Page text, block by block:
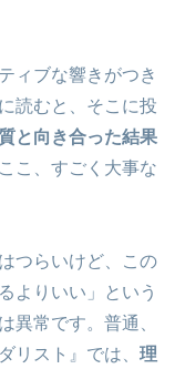
ィブな響きがつき
読むと、そこに投
と向き合った結果
こ、すごく大事な
つらいけど、この
よりいい」という
異常です。普通、
リスト』では、 理